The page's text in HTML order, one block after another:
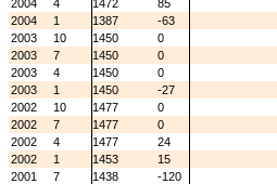
2004
4 1472
85
2004
1 1387
-63
2003
10 1450
0
2003
7 1450
0
2003
4 1450
0
2003
1 1450
-27
2002
10 1477
0
2002
7 1477
0
2002
4 1477
24
2002
1 1453
15
2001
7 1438
-120